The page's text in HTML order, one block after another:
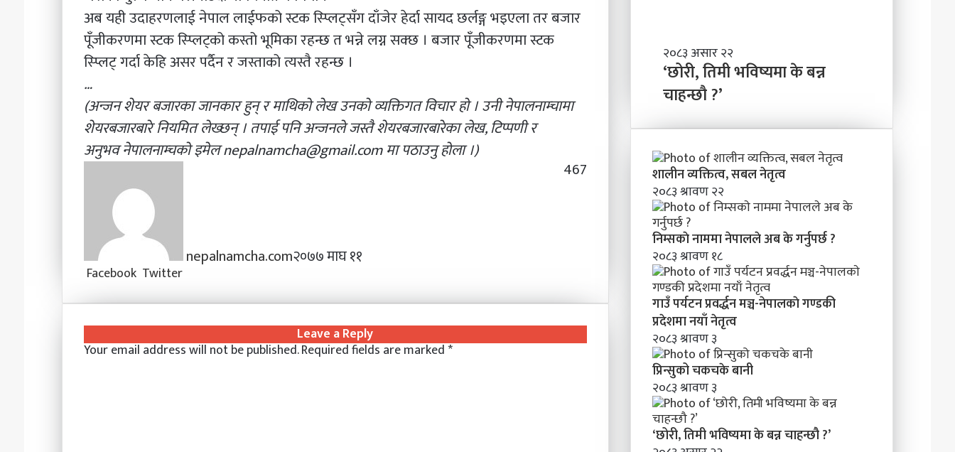
अब यही उदाहरणलाई नेपाल लाईफको स्टक स्प्लिट्सँग दाँजेर हेर्दा सायद छर्लङ्ग भइएला तर बजार
पूँजीकरणमा स्टक स्प्लिट्को कस्तो भूमिका रहन्छ त भन्ने लग्न सक्छ । बजार पूँजीकरणमा स्टक
स्प्लिट् गर्दा केहि असर पर्दैन र जस्ताको त्यस्तै रहन्छ ।
…
(अन्जन शेयर बजारका जानकार हुन् र माथिको लेख उनको व्यक्तिगत विचार हो । उनी नेपालनाम्चामा
शेयरबजारबारे नियमित लेख्छन् । तपाई पनि अन्जनले जस्तै शेयरबजारबारेका लेख, टिप्पणी र
अनुभवनेपालनाम्चकोइमेलnepalnamcha@gmail.comमा पठाउनु होला ।)
nepalnamcha.com२०७७ माघ ११
467
Facebook Twitter
n
k
d
m
b
r
n
t
r
s
s
n
s
s
n
a
t
A
b
e
a
r
v
i
n
Leave a Reply
Your email address will not be published.Required fields are marked*
दे
श
मा
न
ने
त्व
‘
छो
री
,
मी
वि
ष्य
मा
के
ब
न्न
चा
ह
न्छौ
?
’
२०८३ असार २२
‘छोरी, तिमी भविष्यमा के बन्न
चाहन्छौ ?’
शालीन व्यक्तित्व, सबल नेतृत्व
२०८३ श्रावण २२
निम्सकाे नाममा नेपालले अब के गर्नुपर्छ ?
२०८३ श्रावण १८
गाउँ पर्यटन प्रवर्द्धन मञ्च-नेपालकाे गण्डकी
प्रदेशमा नयाँ नेतृत्व
२०८३ श्रावण ३
प्रिन्सुको चकचके बानी
२०८३ श्रावण ३
‘छोरी, तिमी भविष्यमा के बन्न चाहन्छौ ?’